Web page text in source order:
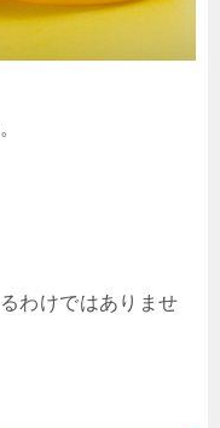
わけではありませ